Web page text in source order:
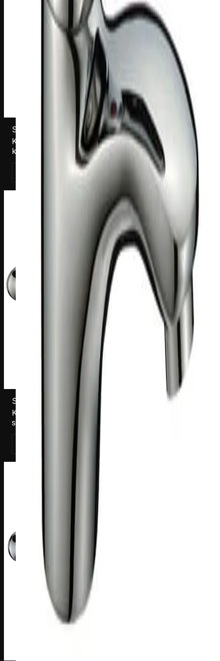
S182017DSCT
Keittiöhana Harma Victoria diverterilla 2017DSCT,
kromi, STF
S183017C
Keittiöhana Harma Victoria 3017C, kromi,
seinäasennus